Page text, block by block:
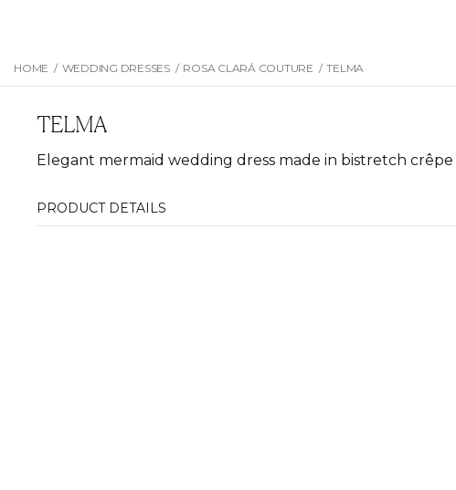
HOME / WEDDING DRESSES / ROSA CLARÁ COUTURE / TELMA
TELMA
Elegant mermaid wedding dress made in bistretch
PRODUCT DETAILS